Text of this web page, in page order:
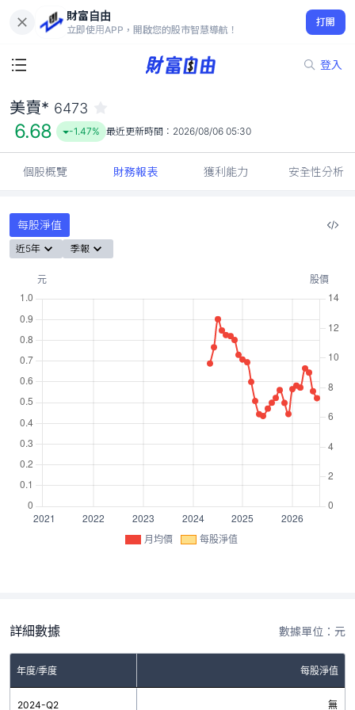
財富自由
立即使用APP，開啟您的股市智慧導航！
打開
登入
6.68
-1.47%
美賣* 6473
6.68 -1.47% 最近更新時間： 2026/08/06 05:30
個股概覽 財務報表 獲利能力 安全性分析
每股淨值
近5年 季報
月均價 每股淨值
詳細數據 數據單位：元
年度/季度 每股淨值
2024-Q2 無